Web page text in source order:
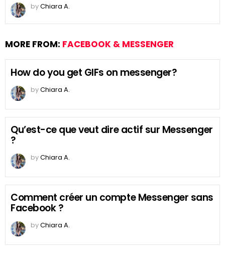
byChiara A.
MORE FROM: FACEBOOK & MESSENGER
How do you get GIFs on messenger?
byChiara A.
Qu’est-ce que veut dire actif sur Messenger
?
byChiara A.
Comment créer un compte Messenger sans
Facebook ?
byChiara A.